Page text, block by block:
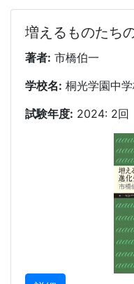
増えるものたち
著者: 市橋伯一
学校名: 桐光学園中学
試験年度: 2024: 2回